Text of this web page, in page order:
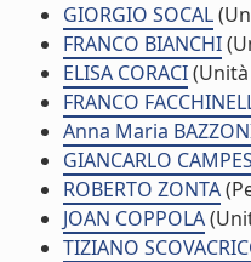
GIORGIO SOCAL
FRANCO BIANCHI
ELISA CORACI
FRANCO
Anna Maria
GIANCARLO
ROBERTO ZONTA
JOAN COPPOLA
TIZIANO